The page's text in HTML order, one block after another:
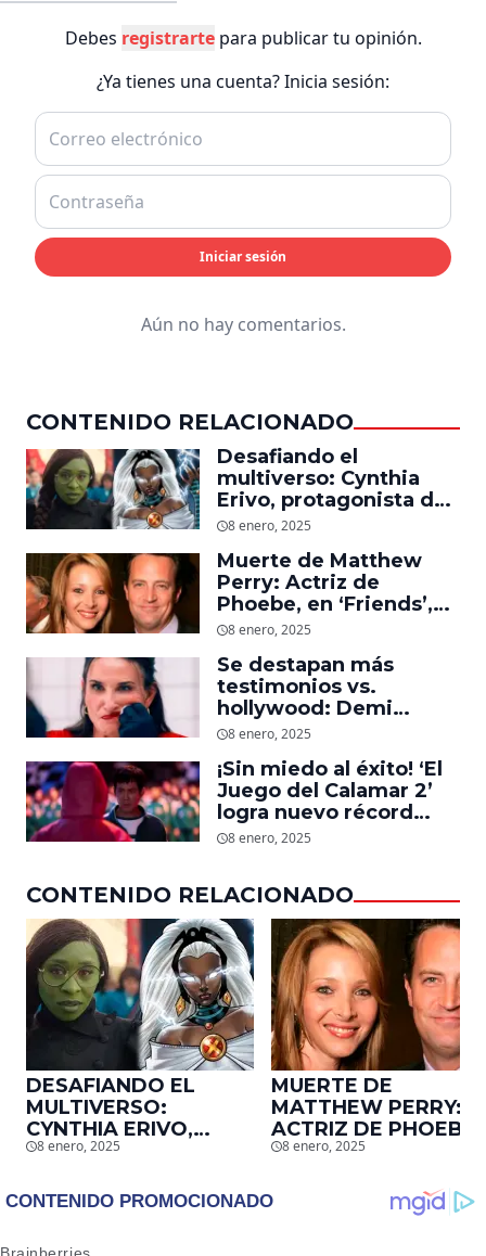
Debes registrartepara publicar tu opinión.
¿Ya tienes una cuenta? Inicia sesión:
Iniciar sesión
Aún no hay comentarios.
CONTENIDO RELACIONADO
Desafiando el
multiverso: Cynthia
Erivo, protagonista de
‘Wicked’, quiere ser
8 enero, 2025
Muerte de Matthew
Perry: Actriz de
Phoebe, en ‘Friends’,
descubre un emotivo
dejó
8 enero, 2025
Se destapan más
testimonios vs.
hollywood: Demi
Moore, protagonista de
daño que le hizo la
industria a su cuerpo
8 enero, 2025
¡Sin miedo al éxito! ‘El
Juego del Calamar 2’
logra nuevo récord
mundial en tan solo 11
8 enero, 2025
CONTENIDO RELACIONADO
DESAFIANDO EL
MULTIVERSO:
CYNTHIA ERIVO,
PROTAGONISTA DE
SER STORM EN EL
8 enero, 2025
MUERTE DE
MATTHEW PERRY:
ACTRIZ DE PHOEBE,
EN ‘FRIENDS’,
EMOTIVO MENSAJE
QUE EL ACTOR LE
8 enero, 2025